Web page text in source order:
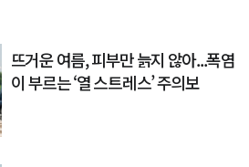
뜨거운 여름, 피부만 늙지 않아...폭염
이 부르는 ‘열 스트레스’ 주의보